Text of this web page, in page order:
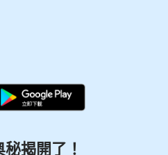
揭開了！